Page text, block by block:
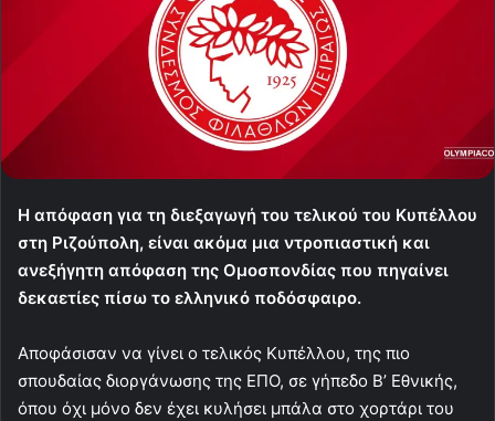
Η απόφαση για τη διεξαγωγή του τελικού του Κυπέλλου
στη Ριζούπολη, είναι ακόμα μια ντροπιαστική και
ανεξήγητη απόφαση της Ομοσπονδίας που πηγαίνει
δεκαετίες πίσω το ελληνικό ποδόσφαιρο.
Αποφάσισαν να γίνει ο τελικός Κυπέλλου, της πιο
σπουδαίας διοργάνωσης της ΕΠΟ, σε γήπεδο Β’ Εθνικής,
όπου όχι μόνο δεν έχει κυλήσει μπάλα στο χορτάρι του